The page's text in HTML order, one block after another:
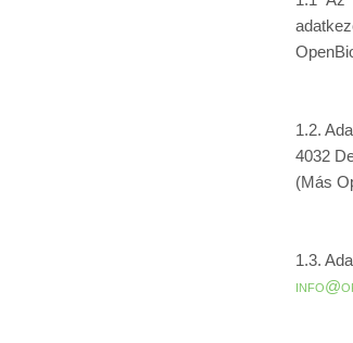
1.2.
4032
(Más
1.3.